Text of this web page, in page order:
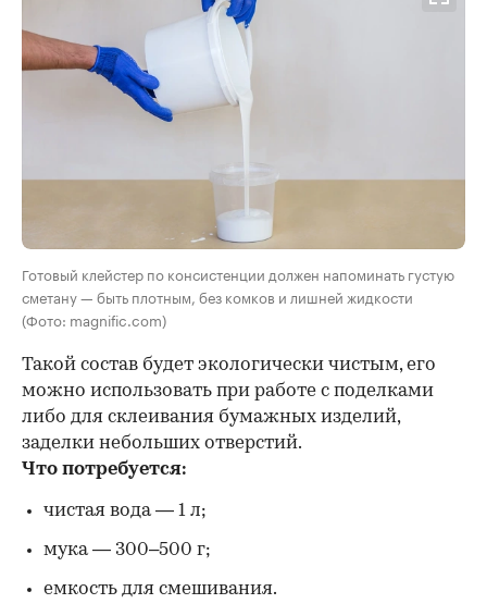
Готовый клейстер по консистенции должен напоминать густую
сметану — быть плотным, без комков и лишней жидкости
(Фото: magnific.com)
Такой состав будет экологически чистым, его
можно использовать при работе с поделками
либо для склеивания бумажных изделий,
заделки небольших отверстий.
Что потребуется:
чистая вода — 1 л;
мука — 300–500 г;
емкость для смешивания.